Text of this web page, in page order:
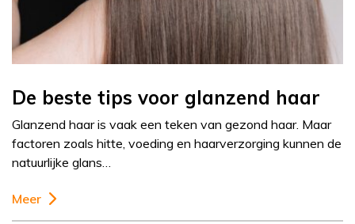
De beste tips voor glanzend haar
Glanzend haar is vaak een teken van gezond haar. Maar
factoren zoals hitte, voeding en haarverzorging kunnen de
natuurlijke glans…
Meer